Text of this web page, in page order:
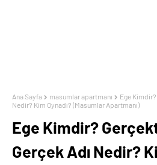
Ana Sayfa masumlar apartmanı
Ege
Nedir? Kim Oynadı? (Masumlar Apartmanı)
Ege Kimdir?
Gerçek Adı Nedir?